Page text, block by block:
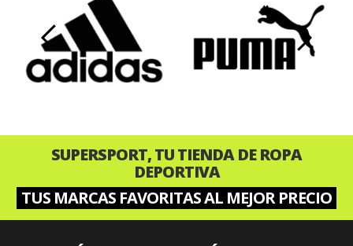
‹ ›
SUPERSPORT, TU TIENDA DE ROPA
DEPORTIVA
TUS MARCAS FAVORITAS AL MEJOR PRECIO